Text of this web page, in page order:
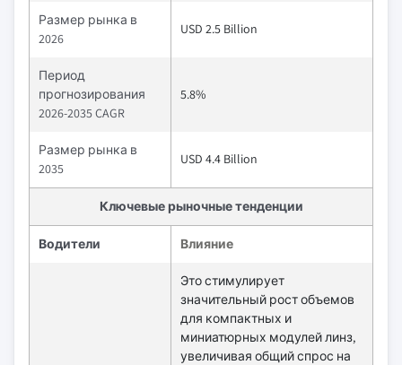
Размер рынка в
2026
USD 2.5 Billion
Период
прогнозирования
2026-2035 CAGR
5.8%
Размер рынка в
2035
USD 4.4 Billion
Ключевые рыночные тенденции
Водители Влияние
Это стимулирует
значительный рост объемов
для компактных и
миниатюрных модулей линз,
увеличивая общий спрос на